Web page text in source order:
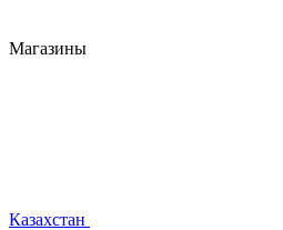
Магазины
Казахстан